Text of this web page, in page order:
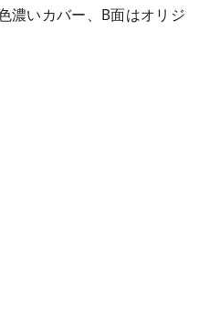
濃いカバー、B面はオリジ